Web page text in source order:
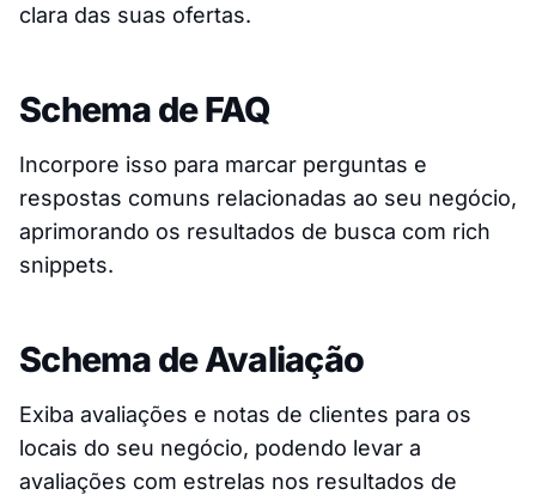
clara das suas ofertas.
Schema de FAQ
Incorpore isso para marcar perguntas e
respostas comuns relacionadas ao seu negócio,
aprimorando os resultados de busca com rich
snippets.
Schema de Avaliação
Exiba avaliações e notas de clientes para os
locais do seu negócio, podendo levar a
avaliações com estrelas nos resultados de